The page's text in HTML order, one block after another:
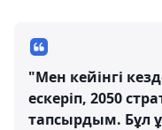
"Мен кейінгі
ескеріп, 2050
тапсырдым. Бұл